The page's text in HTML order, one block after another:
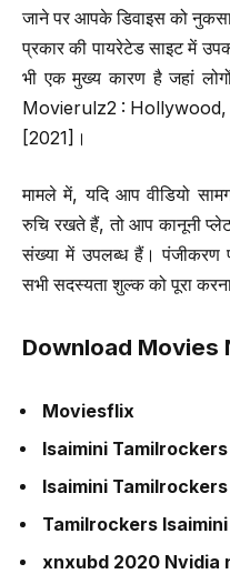
जाने पर आपके डिवाइस को
प्रकार की पायरेटेड साइट में
भी एक मुख्य कारण है जहां
Movierulz2 :
[2021]।
मामले में, यदि आप वीडियो
रुचि रखते हैं, तो आप कानूनी
संख्या में उपलब्ध हैं। पंजीकरण
सभी सदस्यता शुल्क को पूरा करना
Download Movies
Moviesflix
Isaimini Tamilrockers
Isaimini Tamilrockers
Tamilrockers Isaimini
xnxubd 2020 Nvidia